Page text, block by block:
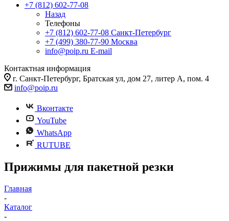
+7 (812) 602-77-08
Назад
Телефоны
+7 (812) 602-77-08 Санкт-Петербург
+7 (499) 380-77-90 Москва
info@poip.ru E-mail
Контактная информация
г. Санкт-Петербург, Братская ул, дом 27, литер А, пом. 4
info@poip.ru
Вконтакте
YouTube
WhatsApp
RUTUBE
Прижимы для пакетной резки
Главная
-
Каталог
-